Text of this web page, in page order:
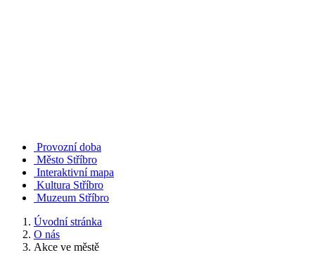
Provozní doba
Město Stříbro
Interaktivní mapa
Kultura Stříbro
Muzeum Stříbro
Úvodní stránka
O nás
Akce ve městě